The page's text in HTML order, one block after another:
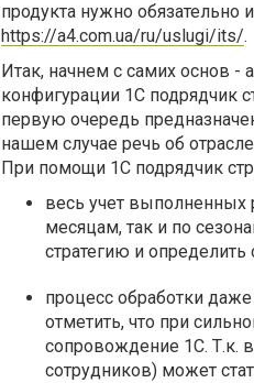
продукта нужно обязательно
https://a4.com.ua/ru/uslugi/its/.
Итак, начнем с самих основ -
конфигурации 1С подрядчик
первую очередь
нашем случае речь об
При помощи 1С подрядчик
весь учет выполненных
месяцам, так и по
стратегию и
процесс обработки
отметить, что при
сопровождение 1С. Т.к.
сотрудников) может